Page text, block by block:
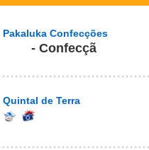
Pakaluka Confecções
- Confecçã
Quintal de Terra